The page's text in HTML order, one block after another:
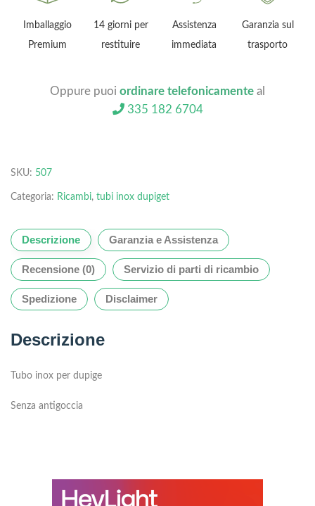
Imballaggio
Premium
14 giorni per
restituire
Assistenza
immediata
Garanzia sul
trasporto
Oppure puoi ordinare telefonicamente al
335 182 6704
SKU: 507
Categoria: Ricambi, tubi inox dupiget
Descrizione Garanzia e Assistenza
Recensione (0) Servizio di parti di ricambio
Spedizione Disclaimer
Descrizione
Tubo inox per dupige
Senza antigoccia